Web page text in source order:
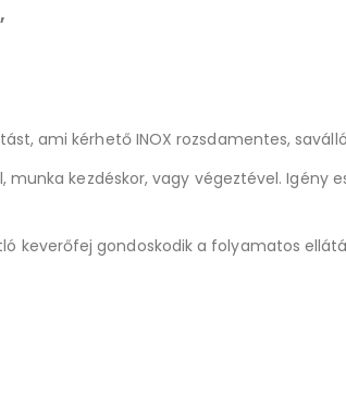
ami kérhető INOX rozsdamentes,
kezdéskor, vagy végeztével. Igény
keverőfej gondoskodik a folyamatos